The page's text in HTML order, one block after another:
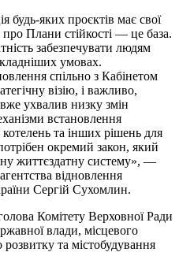
будь-яких проєктів має свої
Плани стійкості — це база.
забезпечувати людям
умовах.
спільно з Кабінетом
візію, і важливо,
ухвалив низку змін
встановлення
та інших рішень для
окремий закон, який
життєздатну систему», —
відновлення
Сергій Сухомлин.
Комітету Верховної Ради
влади, місцевого
та містобудування